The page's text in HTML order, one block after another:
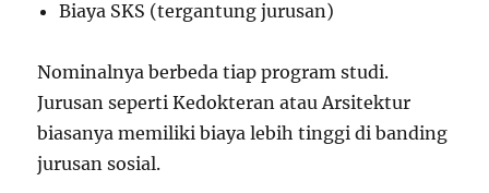
Biaya SKS (tergantung jurusan)
Nominalnya berbeda tiap program studi.
Jurusan seperti Kedokteran atau Arsitektur
biasanya memiliki biaya lebih tinggi di banding
jurusan sosial.